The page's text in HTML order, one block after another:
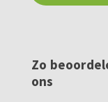
Zo
ons